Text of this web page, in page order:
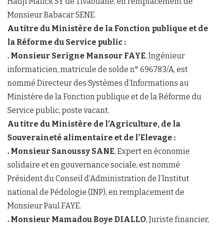
Monsieur Babacar SENE.
Au titre du Ministère de la Fonction publique et de
la Réforme du Service public :
. Monsieur Serigne Mansour FAYE, Ingénieur
informaticien, matricule de solde n° 696783/A, est
nommé Directeur des Systèmes d’Informations au
Ministère de la Fonction publique et de la Réforme du
Service public, poste vacant.
Au titre du Ministère de l’Agriculture, de la
Souveraineté alimentaire et de l’Elevage :
. Monsieur Sanoussy SANE, Expert en économie
solidaire et en gouvernance sociale, est nommé
Président du Conseil d’Administration de l’Institut
national de Pédologie (INP), en remplacement de
Monsieur Paul FAYE.
. Monsieur Mamadou Boye DIALLO, Juriste financier,